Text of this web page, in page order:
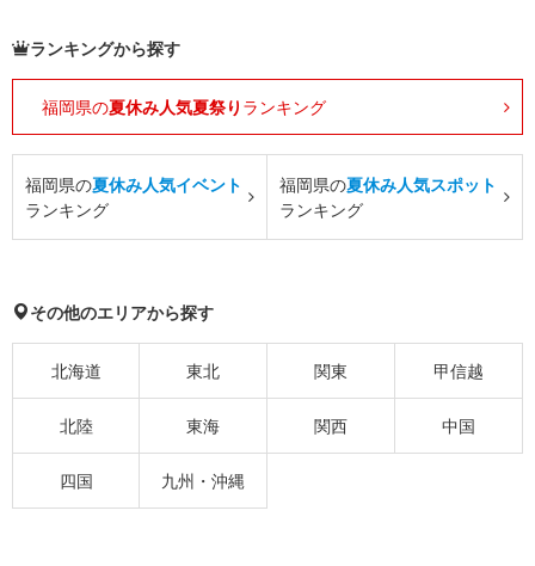
ランキングから探す
福岡県の夏休み人気夏祭り ランキング
福岡県の夏休み人気イベント
ランキング
福岡県の夏休み人気スポット
ランキング
その他のエリアから探す
北海道 東北 関東 甲信越
北陸 東海 関西 中国
四国 九州・沖縄